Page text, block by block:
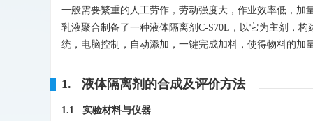
一般需要繁重的人工劳作，劳动强度大，作业效率低，加
乳液聚合制备了一种液体隔离剂C-S70L，以它为主剂，
统，电脑控制，自动添加，一键完成加料，使得物料的
1. 液体隔离剂的合成及评价方法
1.1 实验材料与仪器